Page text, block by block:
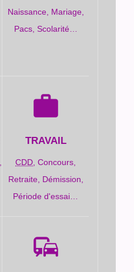
Naissance, Mariage,
Pacs, Scolarité…
work
TRAVAIL
CDD ,Concours,
Retraite, Démission,
Période d'essai…
commute